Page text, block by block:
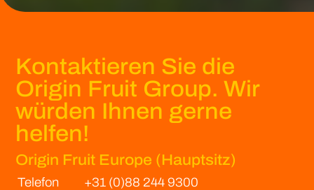
Kontaktieren Sie die
Origin Fruit Group. Wir
würden Ihnen gerne
helfen!
Origin Fruit Europe (Hauptsitz)
Telefon
+31 (0)88 244 9300